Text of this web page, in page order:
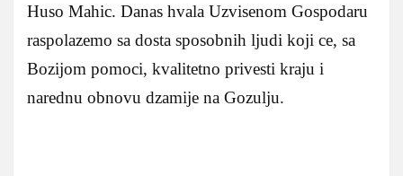
Huso Mahic. Danas hvala Uzvisenom Gospodaru
raspolazemo sa dosta sposobnih ljudi koji ce, sa
Bozijom pomoci, kvalitetno privesti kraju i
narednu obnovu dzamije na Gozulju.